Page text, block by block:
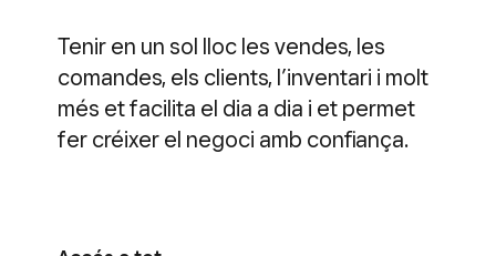
Tenir en un sol lloc les vendes, les
comandes, els clients, l’inventari i molt
més et facilita el dia a dia i et permet
fer créixer el negoci amb confiança.